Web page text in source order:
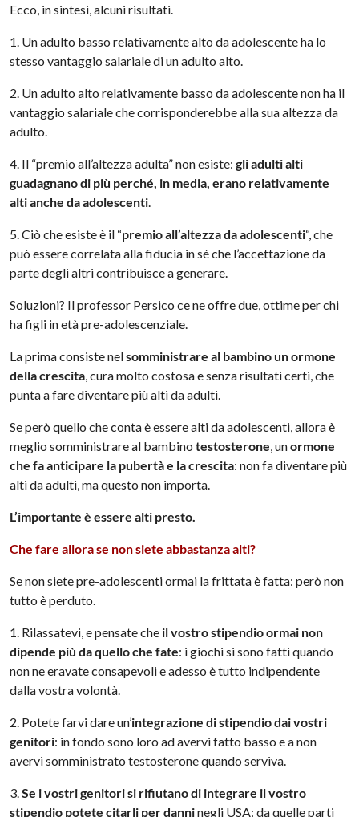
Ecco, in sintesi, alcuni risultati.
1. Un adulto basso relativamente alto da adolescente ha lo
stesso vantaggio salariale di un adulto alto.
2. Un adulto alto relativamente basso da adolescente non ha il
vantaggio salariale che corrisponderebbe alla sua altezza da
adulto.
4. Il “premio all’altezza adulta” non esiste:gli adulti alti
guadagnano di più perché, in media, erano relativamente
alti anche da adolescenti
5. Ciò che esiste è il “premio all’altezza da adolescenti“, che
può essere correlata alla fiducia in sé che l’accettazione da
parte degli altri contribuisce a generare.
Soluzioni? Il professor Persico ce ne offre due, ottime per chi
ha figli in etàpre-adolescenziale.
La prima consiste nelsomministrare al bambino un ormone
della crescita , cura molto costosa e senza risultati certi, che
punta a fare diventare più alti da adulti.
Se però quello che conta è essere alti da adolescenti, allora è
meglio somministrare al bambinotestosterone , unormone
che fa anticipare la pubertà e la crescita: non fa diventare più
alti da adulti, ma questo non importa.
L’importante è essere alti presto.
Che fare allora se non siete abbastanza alti?
Se non sietepre-adolescenti ormai la frittata è fatta: però non
tutto è perduto.
1. Rilassatevi, e pensate che il vostro stipendio ormai non
dipende più da quello che fate: i giochi si sono fatti quando
non ne eravate consapevoli e adesso è tutto indipendente
dalla vostra volontà.
2. Potete farvi dare un’integrazione di stipendio dai vostri
genitori: in fondo sono loro ad avervi fatto basso e a non
avervi somministrato testosterone quando serviva.
3.Se i vostri genitori si rifiutano di integrare il vostro
stipendio potete citarli per danninegli USA: da quelle parti